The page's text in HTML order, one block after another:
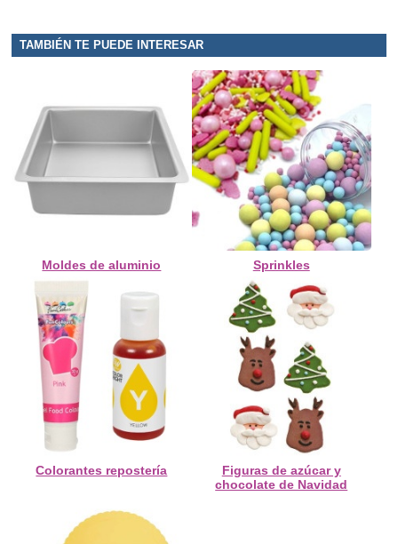
TAMBIÉN TE PUEDE INTERESAR
Moldes de aluminio Sprinkles
Colorantes repostería
Figuras de azúcar y
chocolate de Navidad